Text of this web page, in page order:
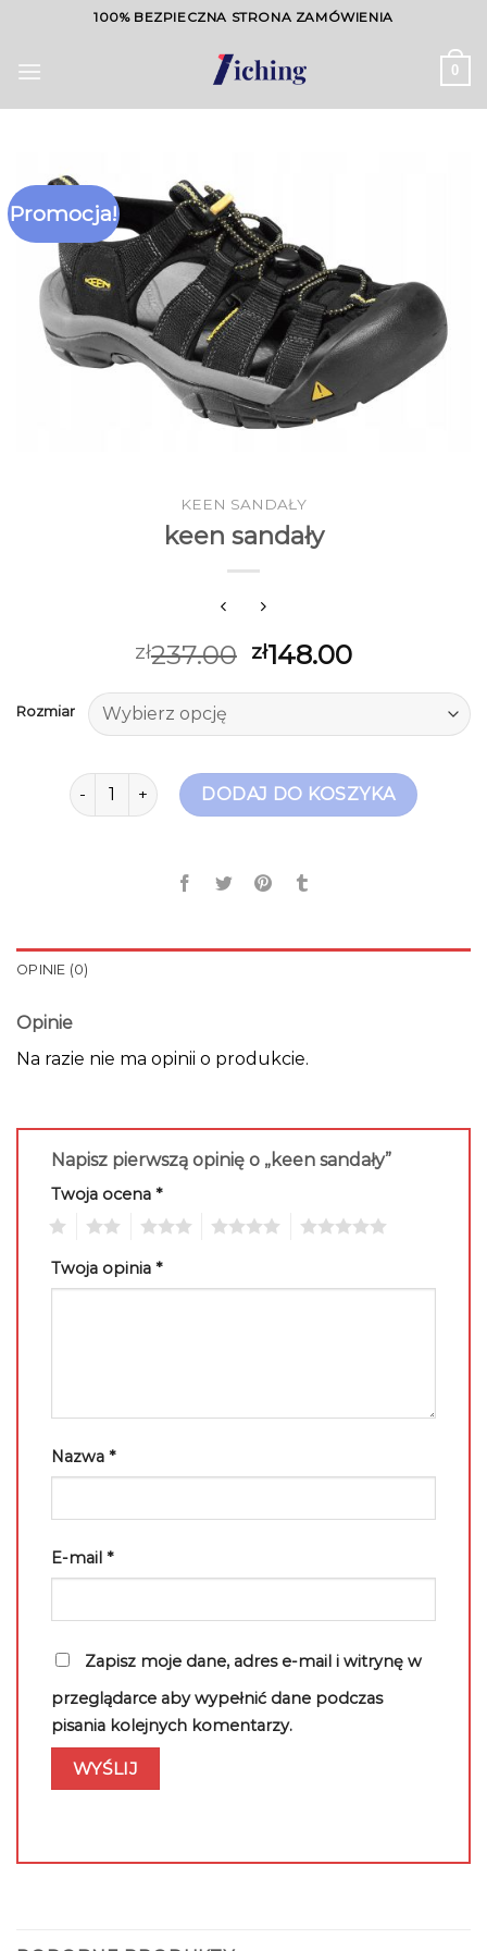
content
100% BEZPIECZNA STRONA ZAMÓWIENIA
0
Promocja!
KEEN SANDAŁY
keen sandały
zł237.00 zł148.00
Rozmiar
ilość keen sandałyDODAJ DO KOSZYKA
OPINIE (0)
Opinie
Na razie nie ma opinii o produkcie.
Napisz pierwszą opinię o „keen sandały”
Twoja ocena *
Twoja opinia *
Nazwa *
E-mail *
Zapisz moje dane, adres e-mail i witrynę w
przeglądarce aby wypełnić dane podczas
pisania kolejnych komentarzy.